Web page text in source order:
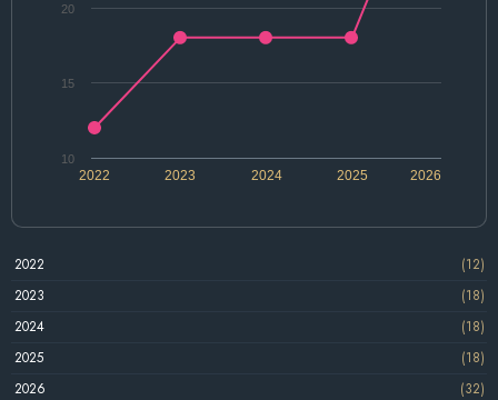
2022 2024 2026
2023 2025
10
15
20
2022
(12)
2023
(18)
2024
(18)
2025
(18)
2026
(32)